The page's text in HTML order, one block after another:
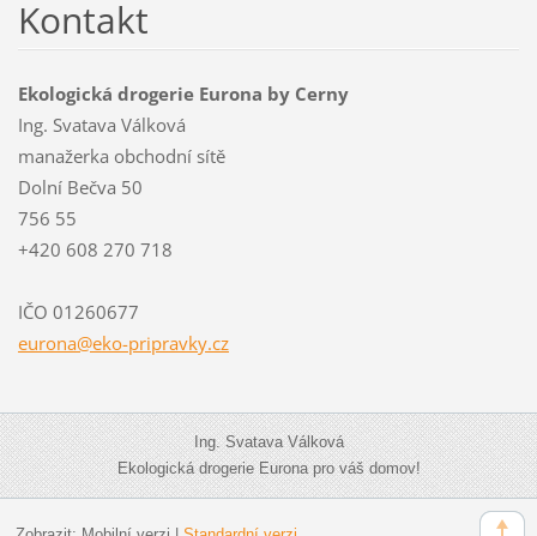
Kontakt
Ekologická drogerie Eurona by Cerny
Ing. Svatava Válková
manažerka obchodní sítě
Dolní Bečva 50
756 55
+420 608 270 718
IČO 01260677
eurona@eko-pripravky.cz
Ing. Svatava Válková
Ekologická drogerie Eurona pro váš domov!